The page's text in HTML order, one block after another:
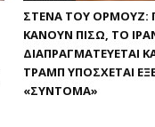
ΣΤΕΝΆ ΤΟΥ ΟΡΜΟΎΖ:
ΚΆΝΟΥΝ ΠΊΣΩ, ΤΟ
ΔΙΑΠΡΑΓΜΑΤΕΎΕΤΑΙ
ΤΡΑΜΠ ΥΠΌΣΧΕΤΑΙ
«ΣΎΝΤΟΜΑ»